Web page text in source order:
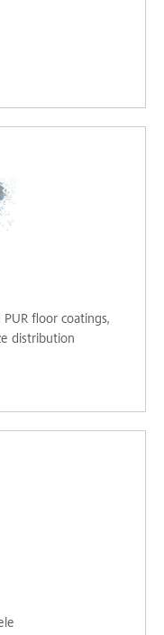
floor coatings,
distribution